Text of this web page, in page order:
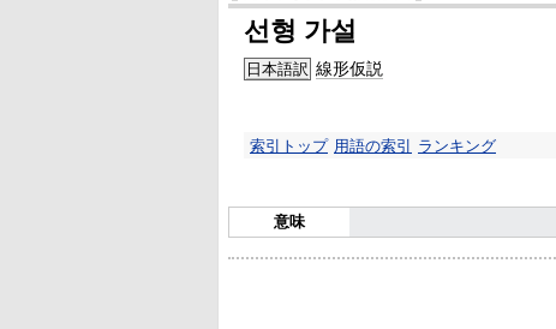
선형 가설
日本語訳 線形仮説
索引トップ 用語の索引 ランキング
意味